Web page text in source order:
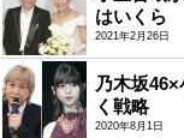
はいくら
2021年2月26日
乃木坂
く戦略
2020年8月1日